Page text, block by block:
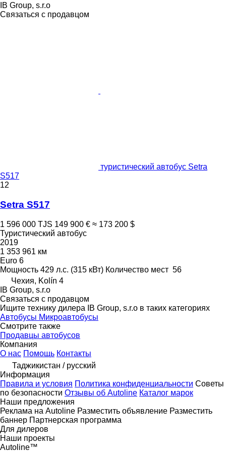
IB Group, s.r.o
Связаться с продавцом
туристический автобус Setra
S517
12
Setra S517
1 596 000 TJS 149 900 € ≈ 173 200 $
Туристический автобус
2019
1 353 961 км
Euro 6
Мощность 429 л.с. (315 кВт) Количество мест 56
Чехия, Kolín 4
IB Group, s.r.o
Связаться с продавцом
Ищите технику дилера IB Group, s.r.o в таких категориях
Автобусы Микроавтобусы
Смотрите также
Продавцы автобусов
Компания
О нас Помощь Контакты
Таджикистан / русский
Информация
Правила и условия Политика конфиденциальности Советы
по безопасности Отзывы об Autoline Каталог марок
Наши предложения
Реклама на Autoline Разместить объявление Разместить
баннер Партнерская программа
Для дилеров
Наши проекты
Autoline™